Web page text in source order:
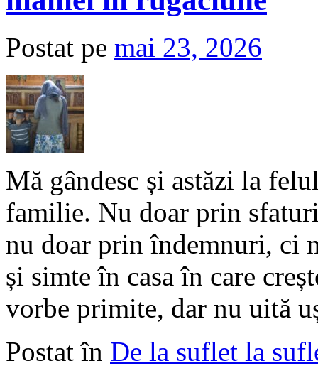
Postat pe mai 23, 2026
Mă gândesc și astăzi la
familie. Nu doar prin
nu doar prin îndemnuri, ci
și simte în casa în care
vorbe primite, dar nu uită
Postat în De la suflet la